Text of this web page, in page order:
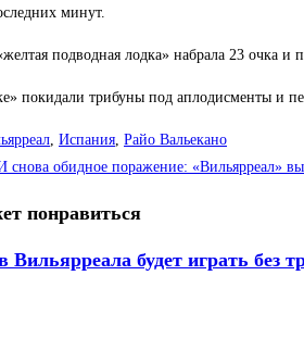
минут.
подводная лодка» набрала 23 очка
покидали трибуны под аплодисменты и
, Испания, Райо Вальекано
снова обидное поражение: «Вильярреал»
понравиться
Вильярреала будет играть без